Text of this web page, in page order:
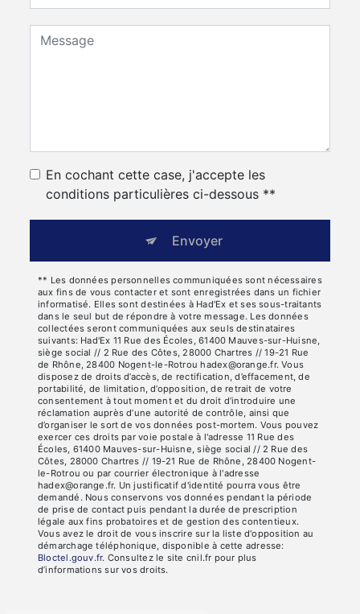
En cochant cette case, j'accepte les
conditions particulières ci-dessous **
Envoyer
** Les données personnelles communiquées sont nécessaires
aux fins de vous contacter et sont enregistrées dans un fichier
informatisé. Elles sont destinées à Had'Ex et ses sous-traitants
dans le seul but de répondre à votre message. Les données
collectées seront communiquées aux seuls destinataires
suivants: Had'Ex 11 Rue des Écoles, 61400 Mauves-sur-Huisne,
siège social // 2 Rue des Côtes, 28000 Chartres // 19-21 Rue
de Rhône, 28400 Nogent-le-Rotrou hadex@orange.fr. Vous
disposez de droits d’accès, de rectification, d’effacement, de
portabilité, de limitation, d’opposition, de retrait de votre
consentement à tout moment et du droit d’introduire une
réclamation auprès d’une autorité de contrôle, ainsi que
d’organiser le sort de vos données post-mortem. Vous pouvez
exercer ces droits par voie postale à l'adresse 11 Rue des
Écoles, 61400 Mauves-sur-Huisne, siège social // 2 Rue des
Côtes, 28000 Chartres // 19-21 Rue de Rhône, 28400 Nogent-
le-Rotrou ou par courrier électronique à l'adresse
hadex@orange.fr. Un justificatif d'identité pourra vous être
demandé. Nous conservons vos données pendant la période
de prise de contact puis pendant la durée de prescription
légale aux fins probatoires et de gestion des contentieux.
Vous avez le droit de vous inscrire sur la liste d'opposition au
démarchage téléphonique, disponible à cette adresse:
Bloctel.gouv.fr. Consultez le site cnil.fr pour plus
d’informations sur vos droits.